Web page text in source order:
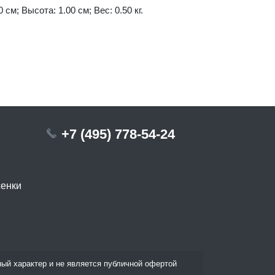
Высота: 1.00 см; Вес: 0.50 кг.
+7 (495) 778-54-24
характер и не является публичной офертой